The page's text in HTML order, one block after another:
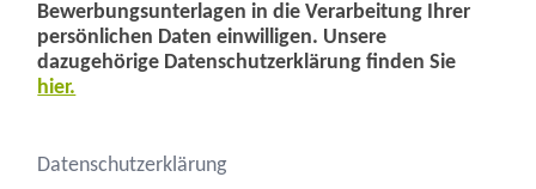
Bewerbungsunterlagen in die Verarbeitung Ihrer
persönlichen Daten einwilligen. Unsere
dazugehörige Datenschutzerklärung finden Sie
hier.
Datenschutzerklärung